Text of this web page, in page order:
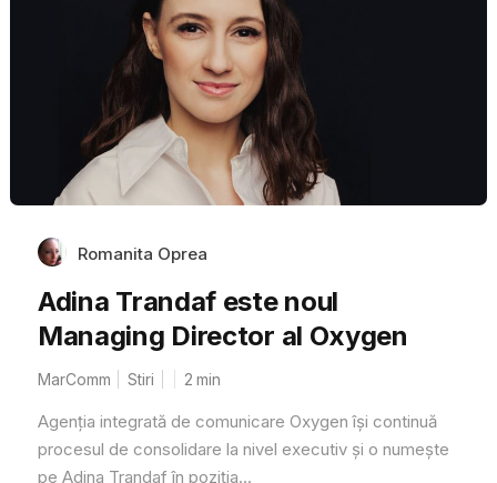
Romanita Oprea
Adina Trandaf este noul
Managing Director al Oxygen
MarComm Stiri 2 min
Agenția integrată de comunicare Oxygen își continuă
procesul de consolidare la nivel executiv și o numește
pe Adina Trandaf în poziția...